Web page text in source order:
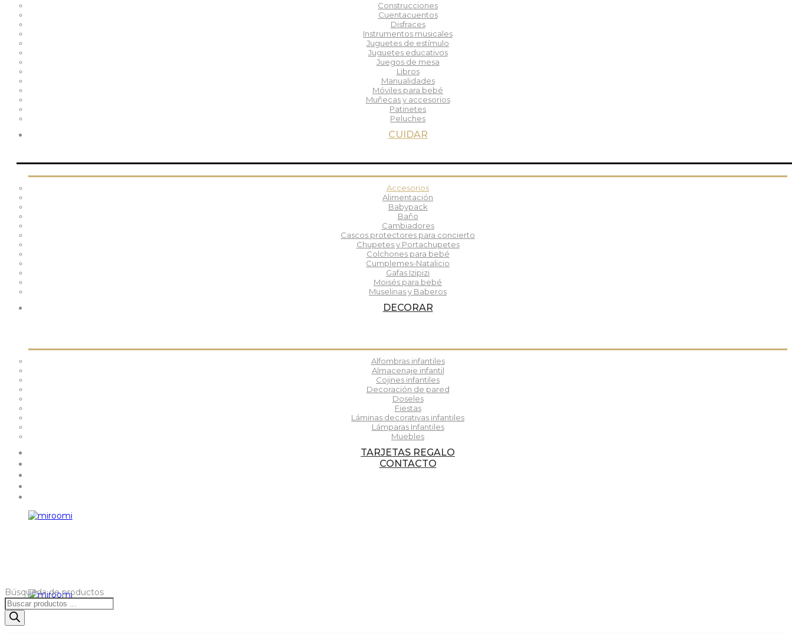
Construcciones
Cuentacuentos
Disfraces
Instrumentos musicales
Juguetes de estímulo
Juguetes educativos
Juegos de mesa
Libros
Manualidades
Móviles para bebé
Muñecas y accesorios
Patinetes
Peluches
CUIDAR
Accesorios
Alimentación
Babypack
Baño
Cambiadores
Cascos protectores para concierto
Chupetes y Portachupetes
Colchones para bebé
Cumplemes-Natalicio
Gafas Izipizi
Moisés para bebé
Muselinas y Baberos
DECORAR
Alfombras infantiles
Almacenaje infantil
Cojines infantiles
Decoración de pared
Doseles
Fiestas
Láminas decorativas infantiles
Lámparas Infantiles
Muebles
TARJETAS REGALO
CONTACTO
Búsqueda de productos